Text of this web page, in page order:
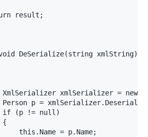
result;
DeSerialize(string xmlString)
xmlSerializer = new
p =
(p != null)
{
this.Name = p.Name;